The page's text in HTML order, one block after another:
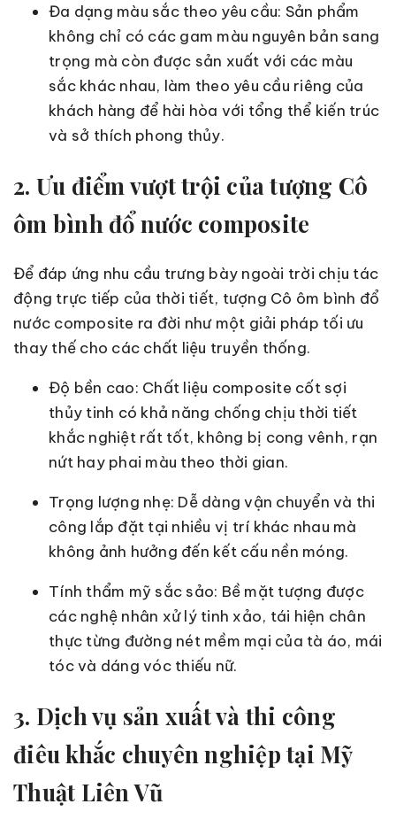
Đa dạng màu sắc theo yêu cầu: Sản phẩm
không chỉ có các gam màu nguyên bản sang
trọng mà còn được sản xuất với các màu
sắc khác nhau, làm theo yêu cầu riêng của
khách hàng để hài hòa với tổng thể kiến trúc
và sở thích phong thủy.
2. Ưu điểm vượt trội của tượng Cô
ôm bình đổ nước composite
Để đáp ứng nhu cầu trưng bày ngoài trời chịu tác
động trực tiếp của thời tiết, tượng Cô ôm bình đổ
nước composite ra đời như một giải pháp tối ưu
thay thế cho các chất liệu truyền thống.
Độ bền cao: Chất liệu composite cốt sợi
thủy tinh có khả năng chống chịu thời tiết
khắc nghiệt rất tốt, không bị cong vênh, rạn
nứt hay phai màu theo thời gian.
Trọng lượng nhẹ: Dễ dàng vận chuyển và thi
công lắp đặt tại nhiều vị trí khác nhau mà
không ảnh hưởng đến kết cấu nền móng.
Tính thẩm mỹ sắc sảo: Bề mặt tượng được
các nghệ nhân xử lý tinh xảo, tái hiện chân
thực từng đường nét mềm mại của tà áo, mái
tóc và dáng vóc thiếu nữ.
3. Dịch vụ sản xuất và thi công
điêu khắc chuyên nghiệp tại Mỹ
Thuật Liên Vũ